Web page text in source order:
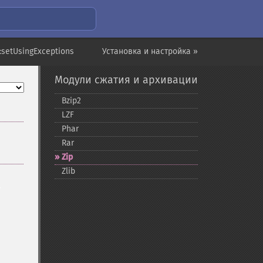
Установка и настройка »
Модули сжатия и архивации
Bzip2
LZF
Phar
Rar
Zip
Zlib